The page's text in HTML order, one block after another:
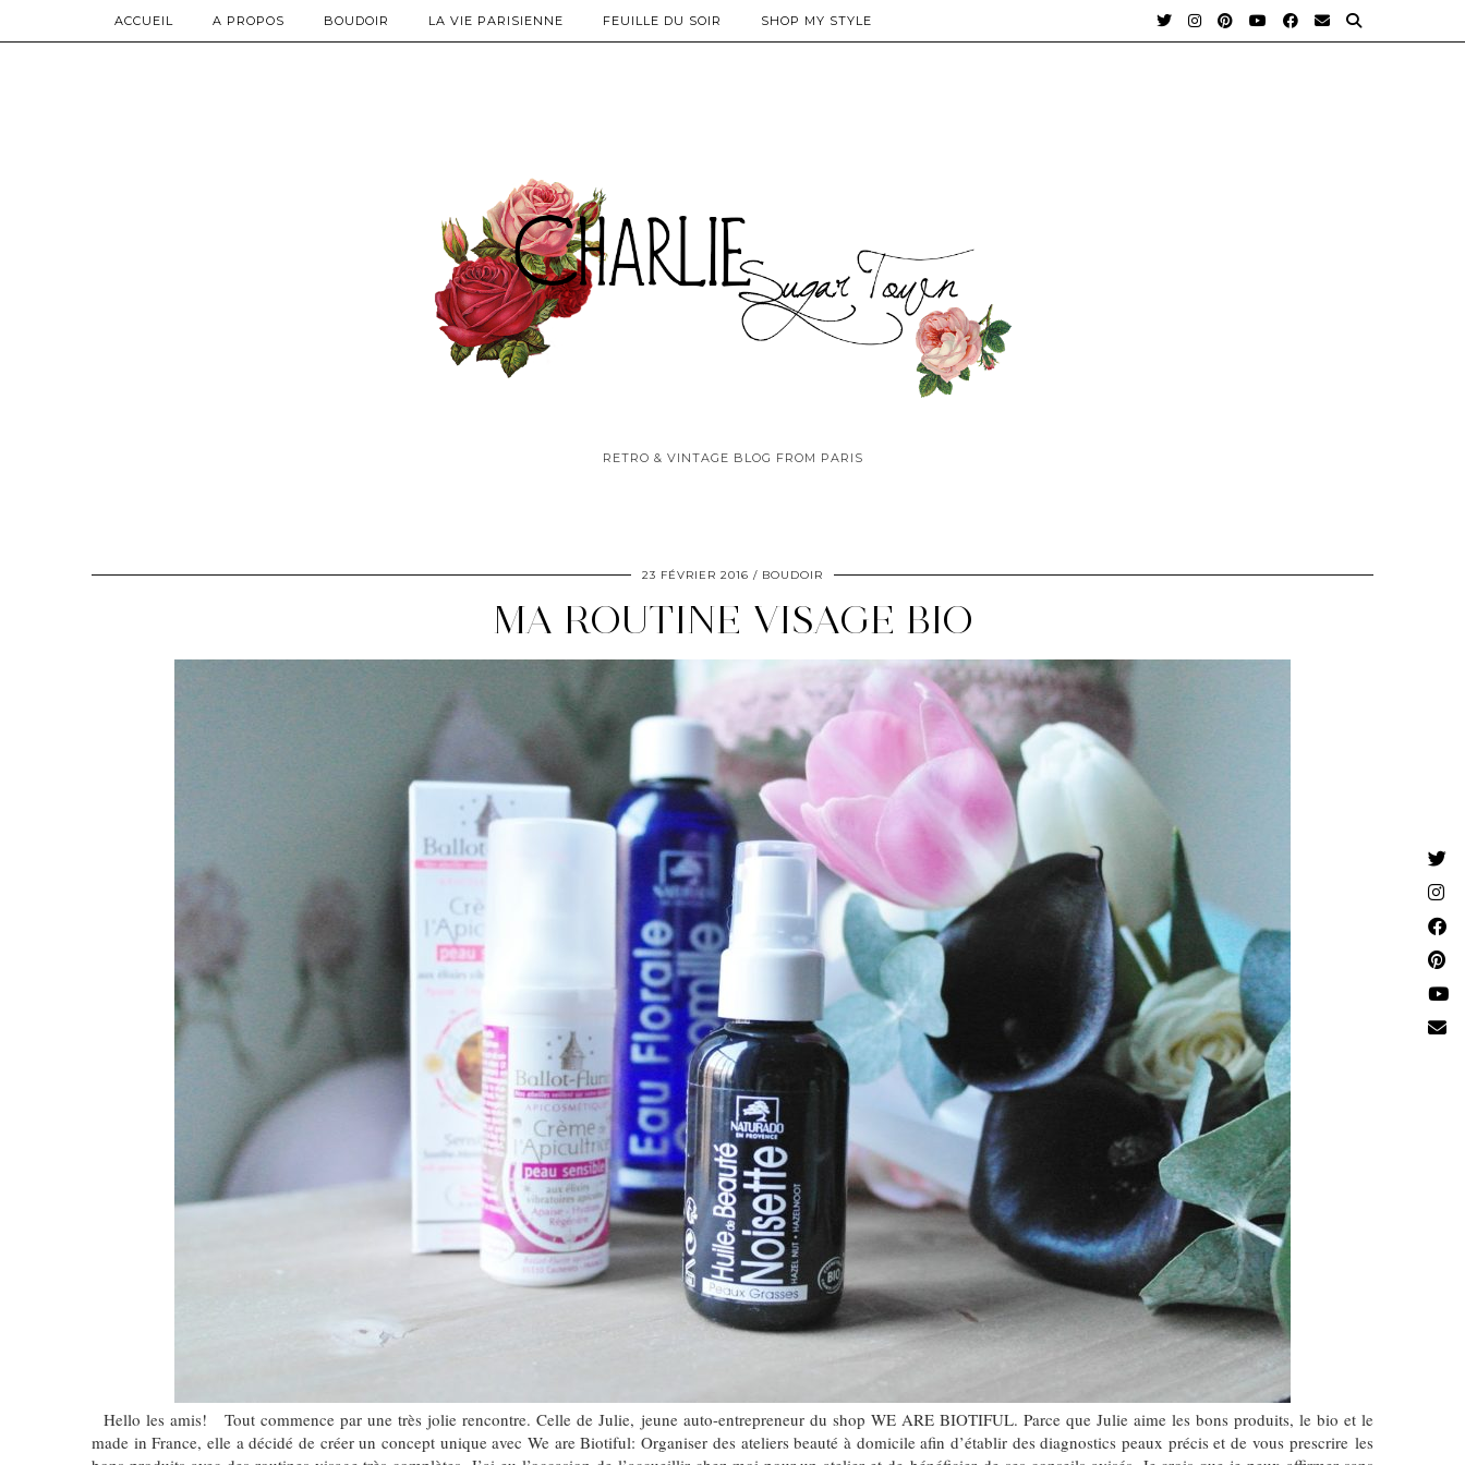
RETRO & VINTAGE BLOG FROM PARIS
ACCUEIL A PROPOS BOUDOIR LA VIE PARISIENNE FEUILLE DU SOIR SHOP MY STYLE
23 FÉVRIER 2016 BOUDOIR
MA ROUTINE VISAGE BIO
Hello les amis! Tout commence par une très jolie rencontre. Celle de Julie, jeune auto-entrepreneur du shop WE ARE BIOTIFUL. Parce que Julie aime les bons produits, le bio et le
made in France, elle a décidé de créer un concept unique avec We are Biotiful: Organiser des ateliers beauté à domicile afin d’établir des diagnostics peaux précis et de vous prescrire les